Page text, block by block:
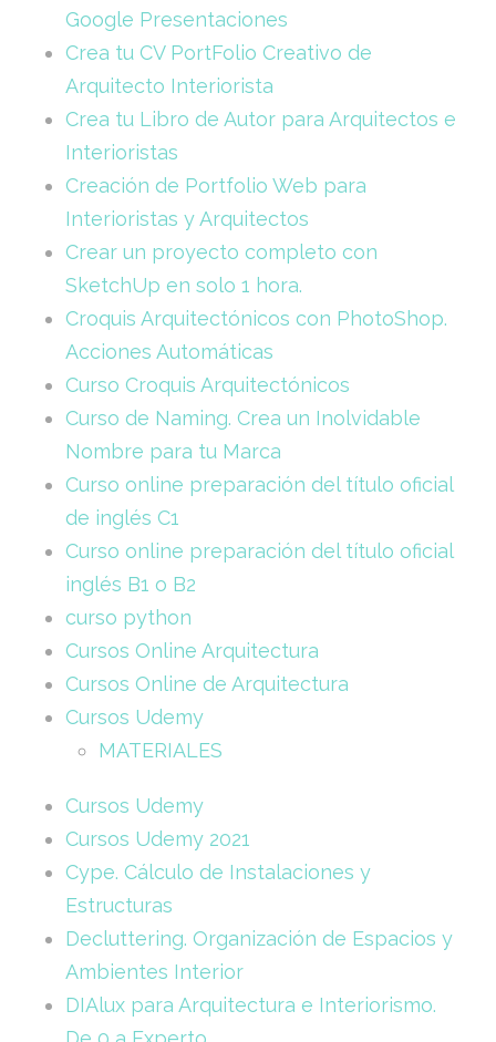
Google Presentaciones
Crea tu CV PortFolio Creativo de
Arquitecto Interiorista
Crea tu Libro de Autor para Arquitectos e
Interioristas
Creación de Portfolio Web para
Interioristas y Arquitectos
Crear un proyecto completo con
SketchUp en solo 1 hora.
Croquis Arquitectónicos con PhotoShop.
Acciones Automáticas
Curso Croquis Arquitectónicos
Curso de Naming. Crea un Inolvidable
Nombre para tu Marca
Curso online preparación del título oficial
de inglés C1
Curso online preparación del título oficial
inglés B1 o B2
curso python
Cursos Online Arquitectura
Cursos Online de Arquitectura
Cursos Udemy
MATERIALES
Cursos Udemy
Cursos Udemy 2021
Cype. Cálculo de Instalaciones y
Estructuras
Decluttering. Organización de Espacios y
Ambientes Interior
DIAlux para Arquitectura e Interiorismo.